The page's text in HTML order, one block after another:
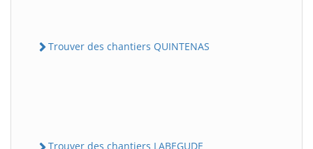
Trouver des chantiers QUINTENAS
Trouver des chantiers LABEGUDE